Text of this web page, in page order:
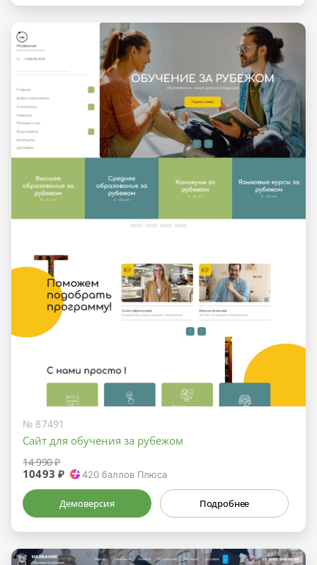
№ 87491
Сайт для обучения за рубежом
14 990 ₽
10493 ₽ 420 баллов Плюса
Демоверсия Подробнее